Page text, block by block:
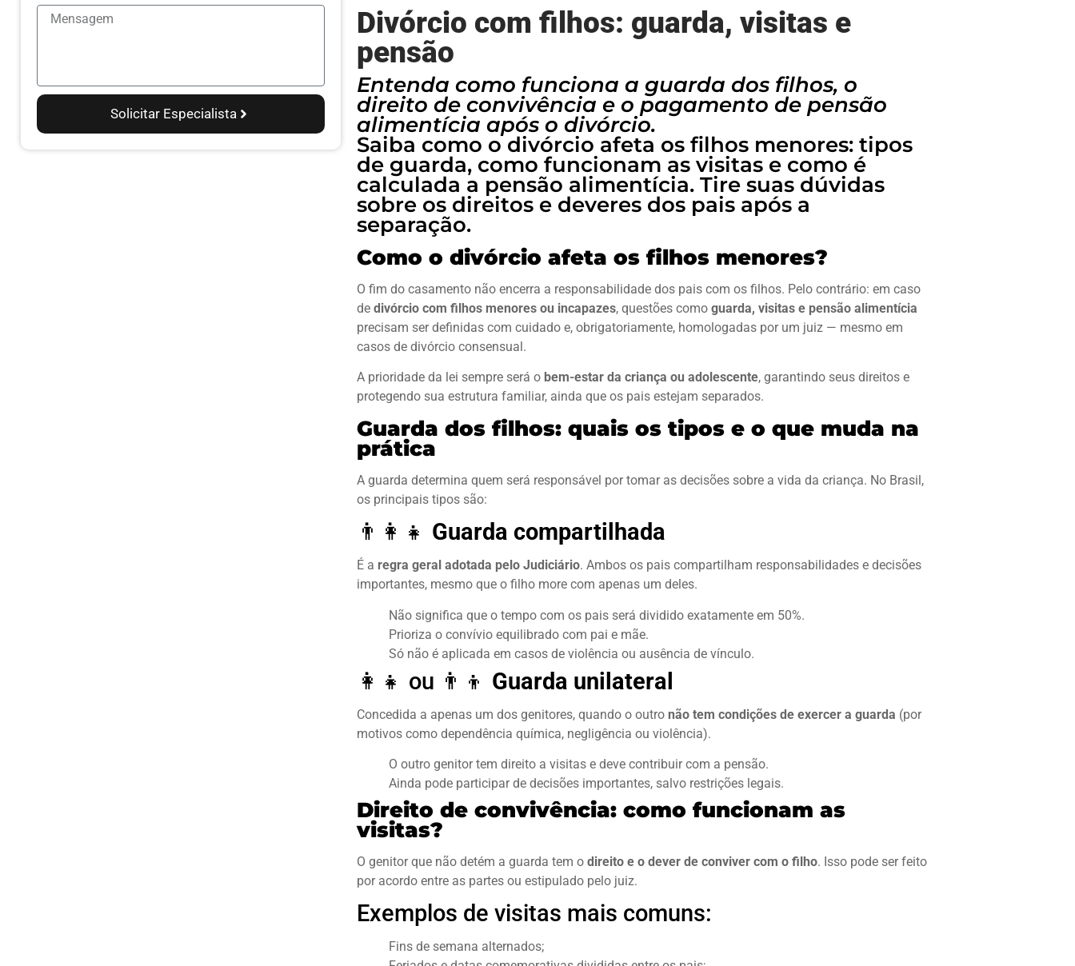
Solicitar Especialista
Divórcio com filhos: guarda, visitas e
pensão
Entenda como funciona a guarda dos filhos, o
direito de convivência e o pagamento de pensão
alimentícia após o divórcio.
Saiba como o divórcio afeta os filhos menores: tipos
de guarda, como funcionam as visitas e como é
calculada a pensão alimentícia. Tire suas dúvidas
sobre os direitos e deveres dos pais após a
separação.
Como o divórcio afeta os filhos menores?
O fim do casamento não encerra a responsabilidade dos pais com os filhos. Pelo contrário: em caso
de divórcio com filhos menores ou incapazes, questões como guarda, visitas e pensão alimentícia
precisam ser definidas com cuidado e, obrigatoriamente, homologadas por um juiz — mesmo em
casos de divórcio consensual.
A prioridade da lei sempre será o bem-estar da criança ou adolescente, garantindo seus direitos e
protegendo sua estrutura familiar, ainda que os pais estejam separados.
Guarda dos filhos: quais os tipos e o que muda na
prática
A guarda determina quem será responsável por tomar as decisões sobre a vida da criança. No Brasil,
os principais tipos são:
👨‍👩‍👧 Guarda compartilhada
É a regra geral adotada pelo Judiciário. Ambos os pais compartilham responsabilidades e decisões
importantes, mesmo que o filho more com apenas um deles.
Não significa que o tempo com os pais será dividido exatamente em 50%.
Prioriza o convívio equilibrado com pai e mãe.
Só não é aplicada em casos de violência ou ausência de vínculo.
👩‍👧 ou 👨‍👦 Guarda unilateral
Concedida a apenas um dos genitores, quando o outro não tem condições de exercer a guarda (por
motivos como dependência química, negligência ou violência).
O outro genitor tem direito a visitas e deve contribuir com a pensão.
Ainda pode participar de decisões importantes, salvo restrições legais.
Direito de convivência: como funcionam as
visitas?
O genitor que não detém a guarda tem o direito e o dever de conviver com o filho. Isso pode ser feito
por acordo entre as partes ou estipulado pelo juiz.
Exemplos de visitas mais comuns:
Fins de semana alternados;